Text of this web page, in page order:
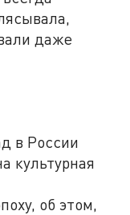
даже
в России
культурная
об этом,